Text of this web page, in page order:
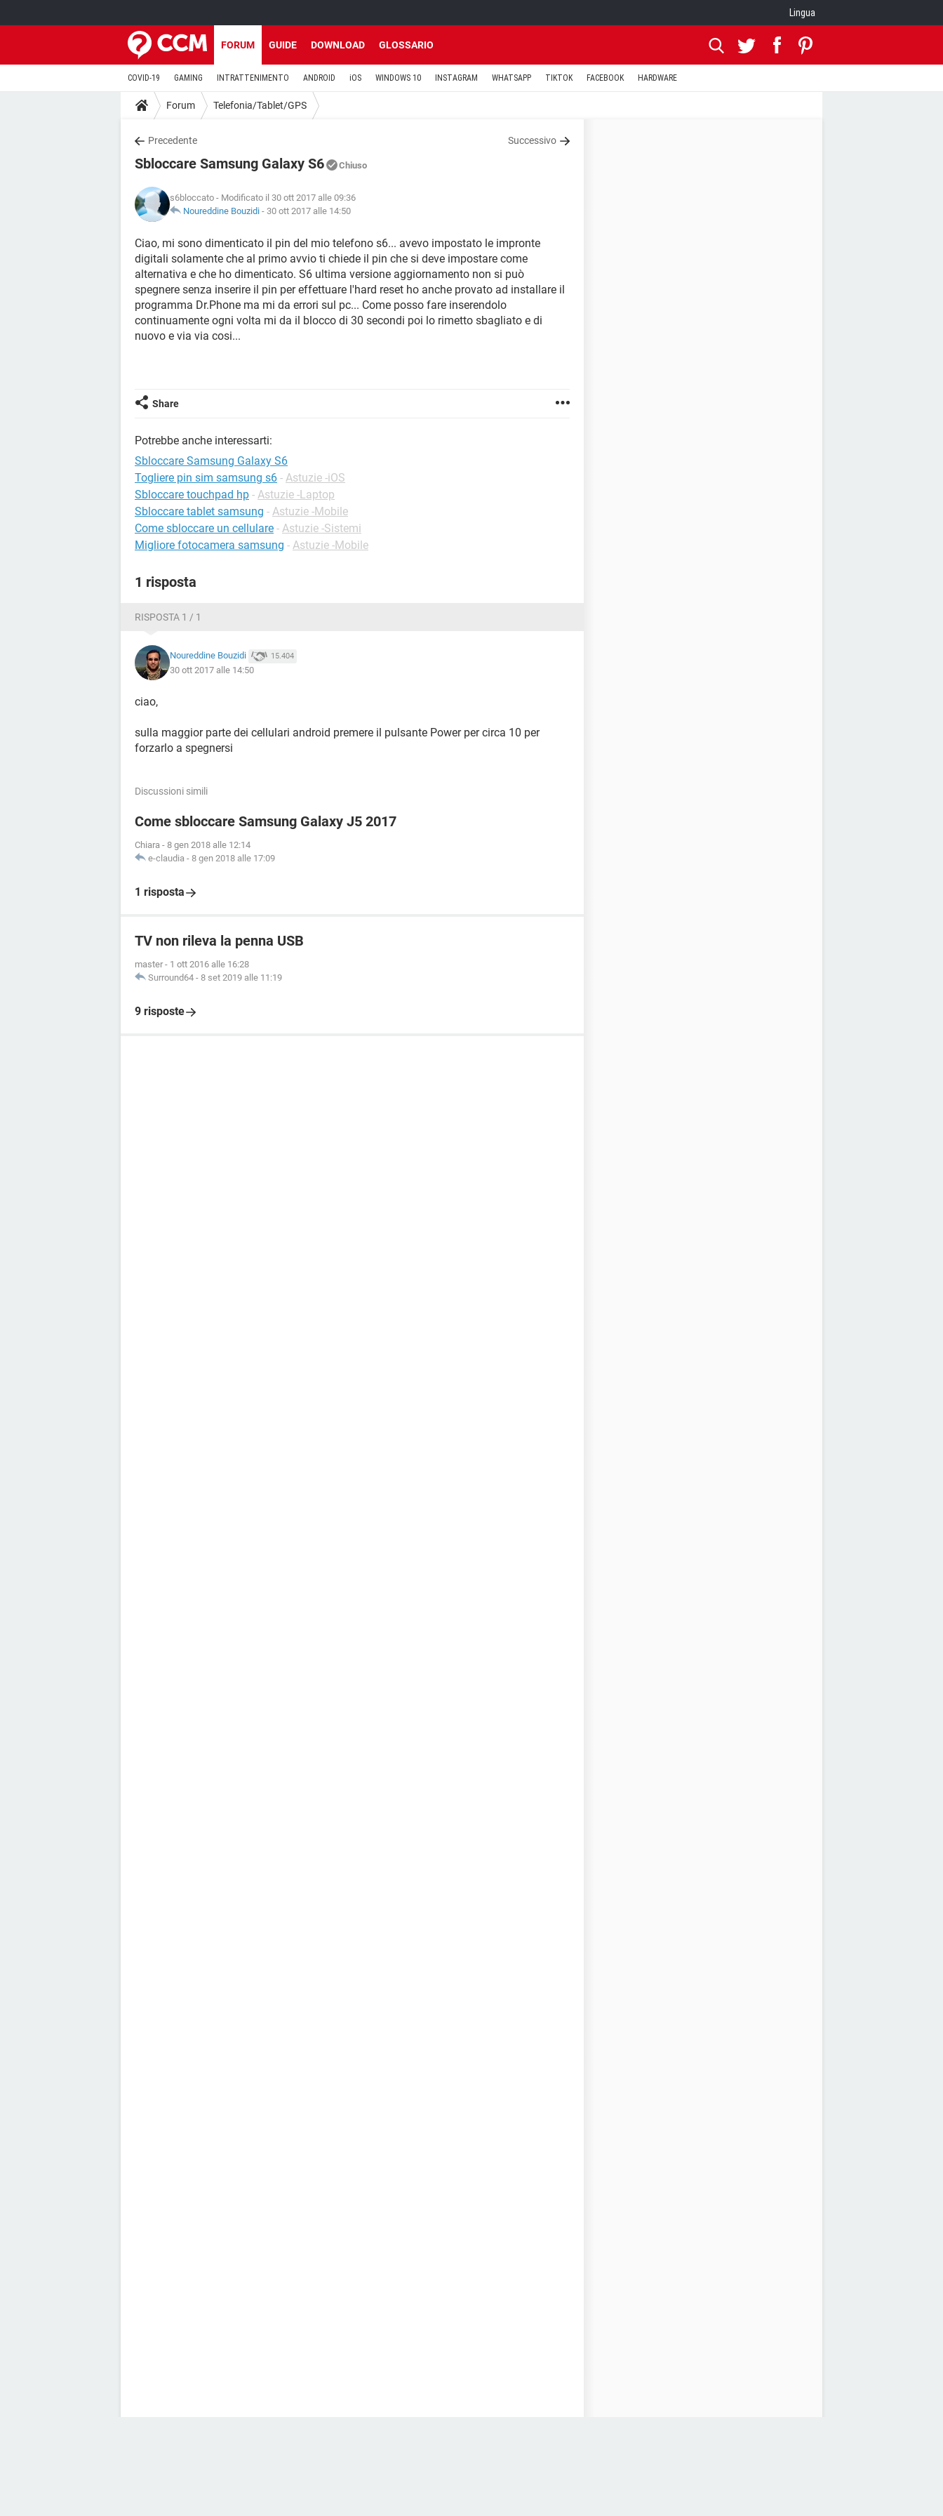
Lingua
FORUM GUIDE DOWNLOAD GLOSSARIO
COVID-19 GAMING INTRATTENIMENTO ANDROID iOS WINDOWS 10 INSTAGRAM WHATSAPP TIKTOK FACEBOOK HARDWARE
Forum Telefonia/Tablet/GPS
Precedente Successivo
Sbloccare Samsung Galaxy S6 Chiuso
s6bloccato - Modificato il 30 ott 2017 alle 09:36
Noureddine Bouzidi - 30 ott 2017 alle 14:50
Ciao, mi sono dimenticato il pin del mio telefono s6... avevo impostato le impronte
digitali solamente che al primo avvio ti chiede il pin che si deve impostare come
alternativa e che ho dimenticato. S6 ultima versione aggiornamento non si può
spegnere senza inserire il pin per effettuare l'hard reset ho anche provato ad installare il
programma Dr.Phone ma mi da errori sul pc... Come posso fare inserendolo
continuamente ogni volta mi da il blocco di 30 secondi poi lo rimetto sbagliato e di
nuovo e via via cosi...
Share
Potrebbe anche interessarti:
Sbloccare Samsung Galaxy S6
Togliere pin sim samsung s6 - Astuzie -iOS
Sbloccare touchpad hp - Astuzie -Laptop
Sbloccare tablet samsung - Astuzie -Mobile
Come sbloccare un cellulare - Astuzie -Sistemi
Migliore fotocamera samsung - Astuzie -Mobile
1 risposta
RISPOSTA 1 / 1
Noureddine Bouzidi 15.404
30 ott 2017 alle 14:50
ciao,
sulla maggior parte dei cellulari android premere il pulsante Power per circa 10 per
forzarlo a spegnersi
Discussioni simili
Come sbloccare Samsung Galaxy J5 2017
Chiara - 8 gen 2018 alle 12:14
e-claudia - 8 gen 2018 alle 17:09
1 risposta
TV non rileva la penna USB
master - 1 ott 2016 alle 16:28
Surround64 - 8 set 2019 alle 11:19
9 risposte